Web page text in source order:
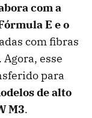
com a
E e o
com fibras
esse
para
de alto
M3.